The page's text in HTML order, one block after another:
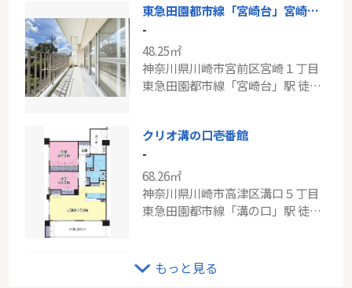
東急田園都市線「宮崎台」宮崎台フェニックス
-
48.25㎡
神奈川県川崎市宮前区宮崎１丁目
東急田園都市線「宮崎台」駅 徒歩5分
クリオ溝の口壱番館
-
68.26㎡
神奈川県川崎市高津区溝口５丁目
東急田園都市線「溝の口」駅 徒歩13分
-
もっと見る